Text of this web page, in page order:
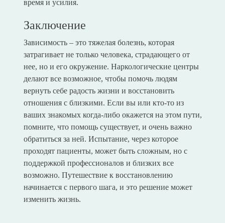
время и усилия.
Заключение
Зависимость – это тяжелая болезнь, которая
затрагивает не только человека, страдающего от
нее, но и его окружение. Наркологические центры
делают все возможное, чтобы помочь людям
вернуть себе радость жизни и восстановить
отношения с близкими. Если вы или кто-то из
ваших знакомых когда-либо окажется на этом пути,
помните, что помощь существует, и очень важно
обратиться за ней. Испытание, через которое
проходят пациенты, может быть сложным, но с
поддержкой профессионалов и близких все
возможно. Путешествие к восстановлению
начинается с первого шага, и это решение может
изменить жизнь.